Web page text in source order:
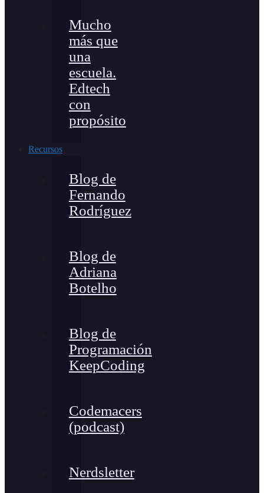
Mucho
más que
una
escuela.
Edtech
con
propósito
Recursos
Blog de
Fernando
Rodríguez
Blog de
Adriana
Botelho
Blog de
Programación
KeepCoding
Codemacers
(podcast)
Nerdsletter